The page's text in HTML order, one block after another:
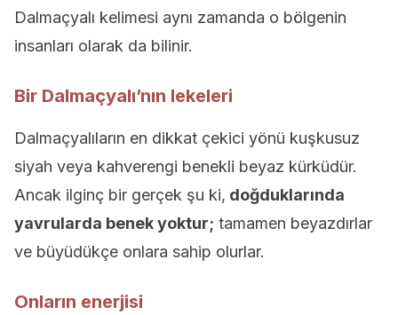
Dalmaçyalı kelimesi aynı zamanda o bölgenin
insanları olarak da bilinir.
Bir Dalmaçyalı’nın lekeleri
Dalmaçyalıların en dikkat çekici yönü kuşkusuz
siyah veya kahverengi benekli beyaz kürküdür.
Ancak ilginç bir gerçek şu ki, doğduklarında
yavrularda benek yoktur; tamamen beyazdırlar
ve büyüdükçe onlara sahip olurlar.
Onların enerjisi